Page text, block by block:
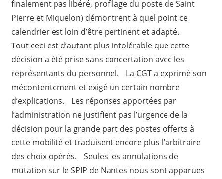
finalement pas libéré, profilage du poste de Saint
Pierre et Miquelon) démontrent à quel point ce
calendrier est loin d’être pertinent et adapté.
Tout ceci est d’autant plus intolérable que cette
décision a été prise sans concertation avec les
représentants du personnel. La CGT a exprimé son
mécontentement et exigé un certain nombre
d’explications. Les réponses apportées par
l’administration ne justifient pas l’urgence de la
décision pour la grande part des postes offerts à
cette mobilité et traduisent encore plus l’arbitraire
des choix opérés. Seules les annulations de
mutation sur le SPIP de Nantes nous sont apparues